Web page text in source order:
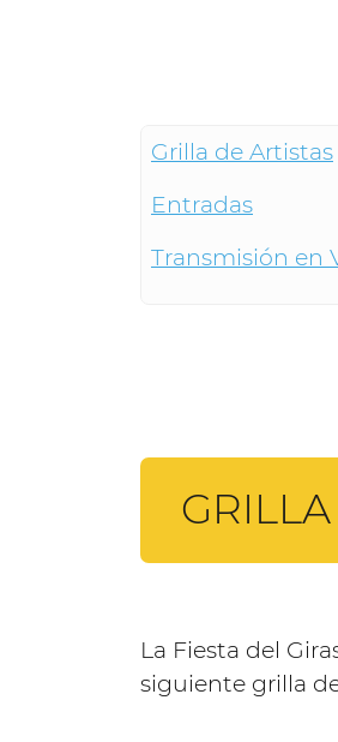
Grilla de Artistas
Entradas
Transmisión en
La Fiesta del
siguiente grilla